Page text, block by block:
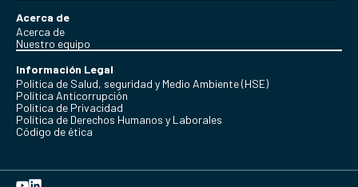
Acerca de
Acerca de
Nuestro equipo
Información Legal
Política de Salud, seguridad y Medio Ambiente (HSE)
Política Anticorrupción
Politica de Privacidad
Política de Derechos Humanos y Laborales
Código de ética